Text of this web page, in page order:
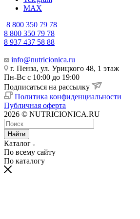
MAX
8 800 350 79 78
8 800 350 79 78
8 937 437 58 88
info@nutricionica.ru
г. Пенза, ул. Урицкого 48, 1 этаж
Пн-Вс с 10:00 до 19:00
Подписаться на рассылку
Политика конфиденциальности
Публичная оферта
2026 © NUTRICIONICA.RU
Найти
Каталог
По всему сайту
По каталогу